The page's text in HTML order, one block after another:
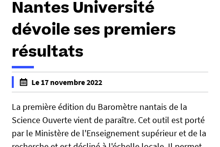
Nantes Université
dévoile ses premiers
résultats
h
t
p
s
:
Le 17 novembre 2022
f
a
l
La première édition du Baromètre nantais de la
Science Ouverte vient de paraître. Cet outil est porté
par le Ministère de l'Enseignement supérieur et de la